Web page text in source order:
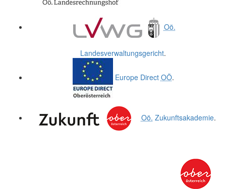
Oö.
Landesverwaltungsgericht.
Europe Direct OÖ.
Oö. Zukunftsakademie.